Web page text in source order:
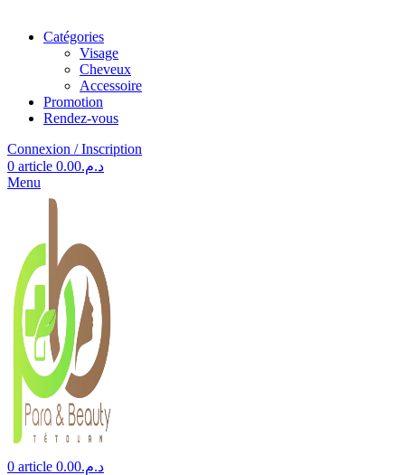
Catégories
Visage
Cheveux
Accessoire
Promotion
Rendez-vous
Connexion / Inscription
0 article د.م.0.00
Menu
0 article د.م.0.00